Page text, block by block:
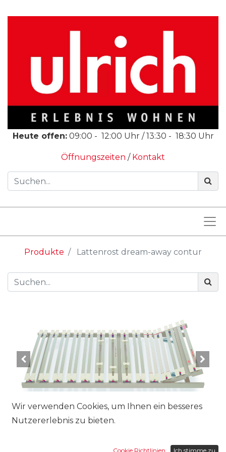
Heute offen: 09:00 - 12:00 Uhr /13:30 - 18:30 Uhr
Öffnungszeiten / Kontakt
Produkte Lattenrost dream-away contur
Wir verwenden Cookies, um Ihnen ein besseres
Nutzererlebnis zu bieten.
Cookie Richtlinien Ich stimme zu